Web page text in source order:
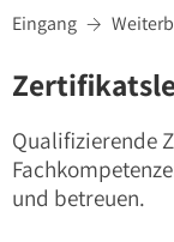
Eingang 
Qualifizierende
und betreuen.